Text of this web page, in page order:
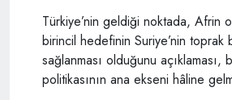
Türkiye’nin geldiği noktada, Afrin
birincil hedefinin Suriye’nin toprak
sağlanması olduğunu açıklaması,
politikasının ana ekseni hâline